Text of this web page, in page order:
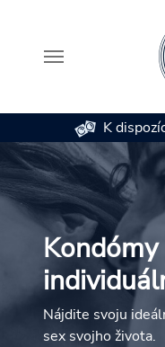
Skip to main content
K
Nájdite svoju
sex svojho života.